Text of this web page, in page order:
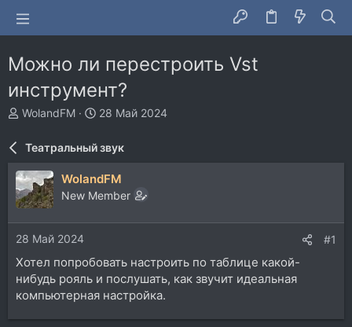
Можно ли перестроить Vst
инструмент?
А
т
р
т
е
ы
WolandFM
Д
н
а
ч
28 Май 2024
Театральный звук
WolandFM
New Member
28 Май 2024 #1
Хотел попробовать настроить по таблице какой-
нибудь рояль и послушать, как звучит идеальная
компьютерная настройка.